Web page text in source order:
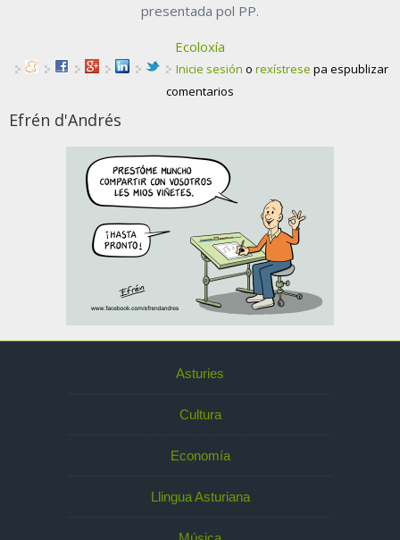
presentada pol PP.
Ecoloxía
Inicie sesión o rexístrese pa espublizar
comentarios
Efrén d'Andrés
Asturies
Cultura
Economía
Llingua Asturiana